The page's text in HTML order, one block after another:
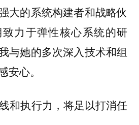
大的系统构建者和战略伙
力于弹性核心系统的研
与她的多次深入技术和组
安心。
和执行力，将足以打消任